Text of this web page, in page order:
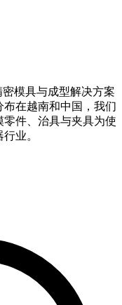
密模具与成型解决方案
在越南和中国，我们
件、治具与夹具为使
业。